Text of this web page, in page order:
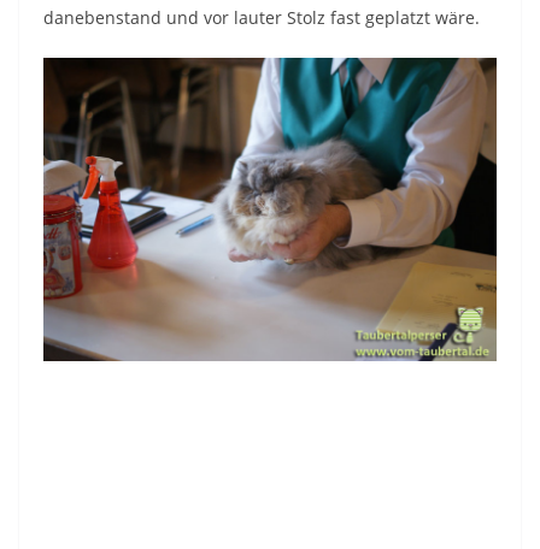
danebenstand und vor lauter Stolz fast geplatzt wäre.